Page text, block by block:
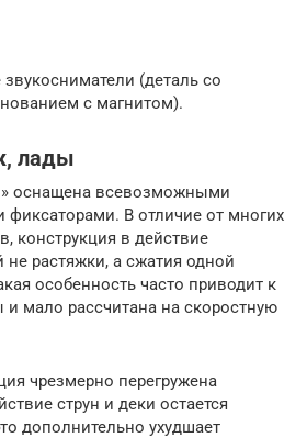
(деталь со
с магнитом).
лады
оснащена всевозможными
фиксаторами. В отличие от многих
конструкция в действие
не растяжки, а сжатия одной
особенность часто приводит к
и мало рассчитана на скоростную
чрезмерно перегружена
струн и деки остается
дополнительно ухудшает